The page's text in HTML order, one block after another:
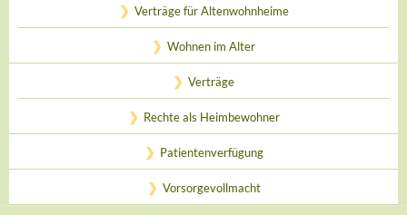
Verträge für Altenwohnheime
Wohnen im Alter
Verträge
Rechte als Heimbewohner
Patientenverfügung
Vorsorgevollmacht